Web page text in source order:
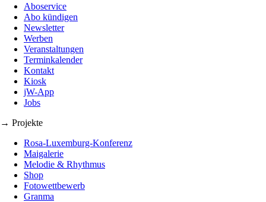
Aboservice
Abo kündigen
Newsletter
Werben
Veranstaltungen
Terminkalender
Kontakt
Kiosk
jW-App
Jobs
→ Projekte
Rosa-Luxemburg-Konferenz
Maigalerie
Melodie & Rhythmus
Shop
Fotowettbewerb
Granma